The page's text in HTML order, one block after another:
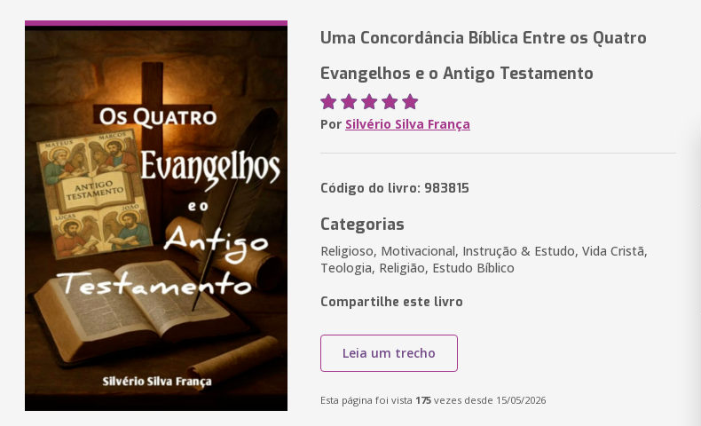
Uma Concordância Bíblica Entre os Quatro
Evangelhos e o Antigo Testamento
Por Silvério Silva França
Código do livro: 983815
Categorias
Religioso, Motivacional, Instrução & Estudo, Vida Cristã,
Teologia, Religião, Estudo Bíblico
Compartilhe este livro
Leia um trecho
Esta página foi vista 175 vezes desde 15/05/2026